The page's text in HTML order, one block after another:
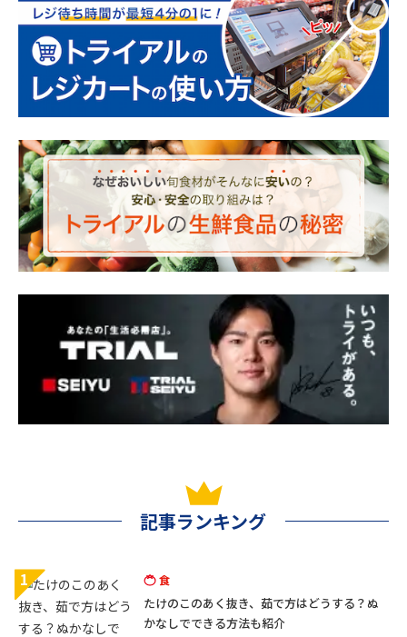
記事ランキング
1 食
たけのこのあく抜き、茹で方はどうする？ぬ
かなしでできる方法も紹介